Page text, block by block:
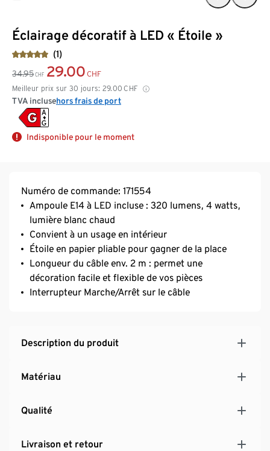
Éclairage décoratif à LED « Étoile »
(1)
34.95 CHF 29.00 CHF
Meilleur prix sur 30 jours: 29.00 CHF
TVA inclusehors frais de port
Indisponible pour le moment
Numéro de commande: 171554
Ampoule E14 à LED incluse : 320 lumens, 4 watts,
lumière blanc chaud
Convient à un usage en intérieur
Étoile en papier pliable pour gagner de la place
Longueur du câble env. 2 m : permet une
décoration facile et flexible de vos pièces
Interrupteur Marche/Arrêt sur le câble
Description du produit
Matériau
Qualité
Livraison et retour